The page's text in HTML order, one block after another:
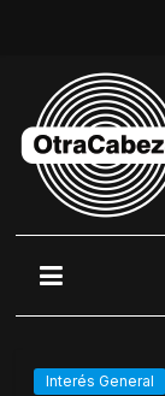
Interés General